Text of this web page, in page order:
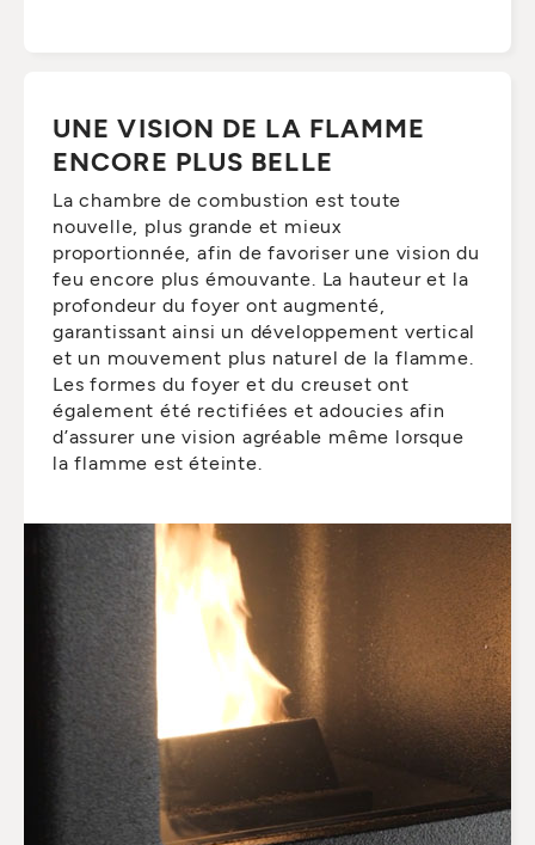
UNE VISION DE LA FLAMME
ENCORE PLUS BELLE
La chambre de combustion est toute
nouvelle, plus grande et mieux
proportionnée, afin de favoriser une vision du
feu encore plus émouvante. La hauteur et la
profondeur du foyer ont augmenté,
garantissant ainsi un développement vertical
et un mouvement plus naturel de la flamme.
Les formes du foyer et du creuset ont
également été rectifiées et adoucies afin
d’assurer une vision agréable même lorsque
la flamme est éteinte.